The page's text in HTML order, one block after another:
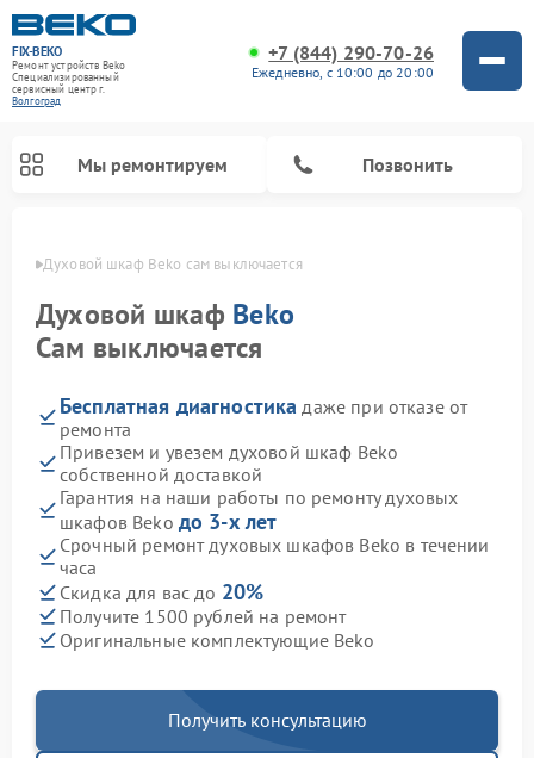
FIX-BEKO
Ремонт устройств Beko
Специализированный
cервисный центр г.
Волгоград
+7 (844) 290-70-26
Ежедневно, с 10:00 до 20:00
Мы ремонтируем Позвонить
Духовой шкаф Beko сам выключается
Духовой шкаф Beko
Сам выключается
Бесплатная диагностика даже при отказе от
ремонта
Привезем и увезем духовой шкаф Beko
собственной доставкой
Гарантия на наши работы по ремонту духовых
шкафов Beko до 3-х лет
Срочный ремонт духовых шкафов Beko в течении
часа
Скидка для вас до 20%
Получите 1500 рублей на ремонт
Оригинальные комплектующие Beko
Получить консультацию